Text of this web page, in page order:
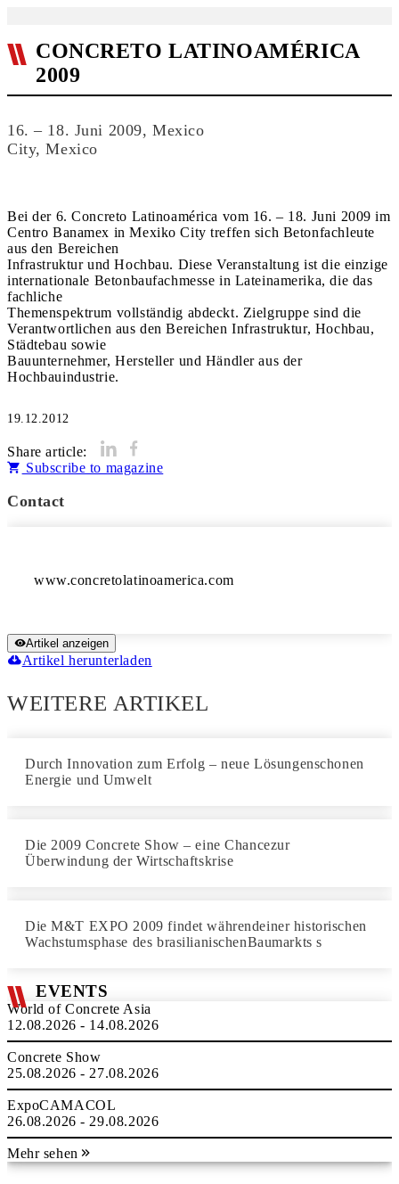
CONCRETO LATINOAMÉRICA
2009
16. – 18. Juni 2009, Mexico
City, Mexico
Bei der 6. Concreto Latinoamérica vom 16. – 18. Juni 2009 im
Centro Banamex in Mexiko City treffen sich Betonfachleute
aus den Bereichen
Infrastruktur und Hochbau. Diese Veranstaltung ist die einzige
internationale Betonbaufachmesse in Lateinamerika, die das
fachliche
Themenspektrum vollständig abdeckt. Zielgruppe sind die
Verantwortlichen aus den Bereichen Infrastruktur, Hochbau,
Städtebau sowie
Bauunternehmer, Hersteller und Händler aus der
Hochbauindustrie.
19.12.2012
Share article:
Subscribe to magazine
Contact
Artikel anzeigen
Artikel herunterladen
WEITERE ARTIKEL
Durch Innovation zum Erfolg – neue Lösungenschonen
Energie und Umwelt
Die 2009 Concrete Show – eine Chancezur
Überwindung der Wirtschaftskrise
Die M&T EXPO 2009 findet währendeiner historischen
Wachstumsphase des brasilianischenBaumarkts s
EVENTS
World of Concrete Asia
12.08.2026 - 14.08.2026
Concrete Show
25.08.2026 - 27.08.2026
ExpoCAMACOL
26.08.2026 - 29.08.2026
Mehr sehen